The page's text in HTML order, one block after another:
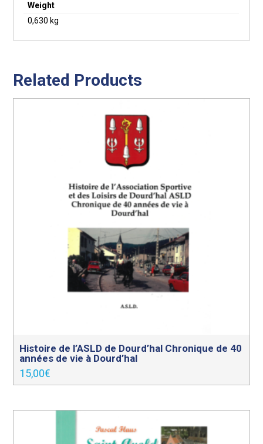
Weight
0,630 kg
Related Products
Histoire de l’ASLD de Dourd’hal Chronique de 40
années de vie à Dourd’hal
15,00€